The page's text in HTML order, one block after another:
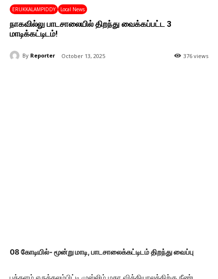
ERUKKALAMPIDDY Local News
நாகவில்லு பாடசாலையில் திறந்து வைக்கப்பட்ட 3
மாடிக்கட்டிடம்!
376 views
By Reporter October 13, 2025
08 கோடியில்- மூன்று மாடி, பாடசாலைக்கட்டிடம் திறந்து வைப்பு